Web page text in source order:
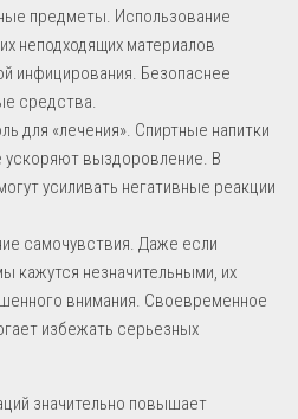
предметы. Использование
неподходящих материалов
инфицирования. Безопаснее
средства.
для «лечения». Спиртные напитки
ускоряют выздоровление. В
усиливать негативные реакции
самочувствия. Даже если
кажутся незначительными, их
внимания. Своевременное
избежать серьезных
значительно повышает